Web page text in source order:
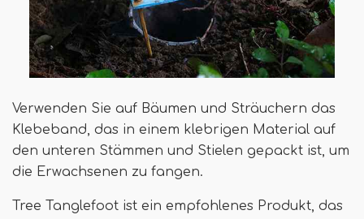
Verwenden Sie auf Bäumen und Sträuchern das
Klebeband, das in einem klebrigen Material auf
den unteren Stämmen und Stielen gepackt ist, um
die Erwachsenen zu fangen.
Tree Tanglefoot ist ein empfohlenes Produkt, das